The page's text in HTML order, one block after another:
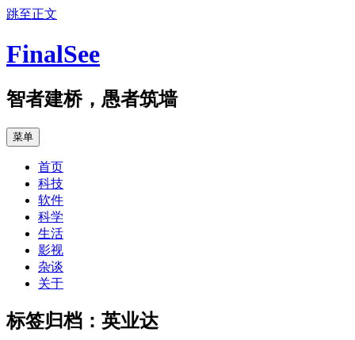
跳至正文
FinalSee
智者建桥，愚者筑墙
菜单
首页
科技
软件
科学
生活
影视
杂谈
关于
标签归档： 英业达